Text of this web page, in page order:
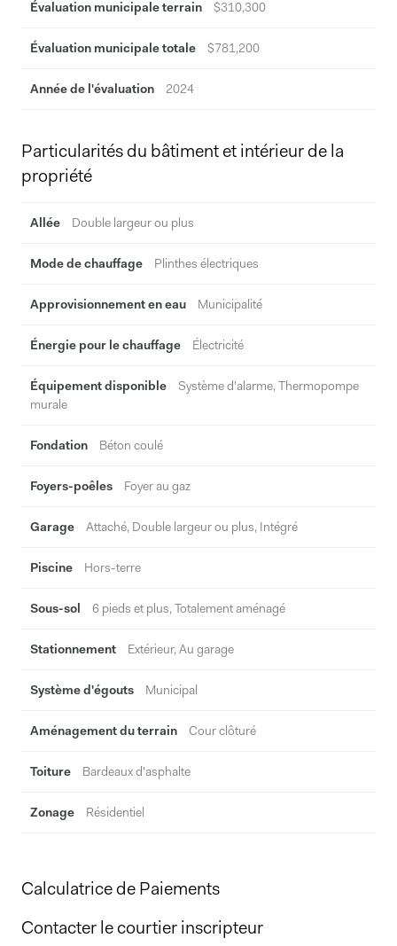
Évaluation municipale terrain $310,300
Évaluation municipale totale $781,200
Année de l'évaluation 2024
Particularités du bâtiment et intérieur de la
propriété
Allée Double largeur ou plus
Mode de chauffage Plinthes électriques
Approvisionnement en eau Municipalité
Énergie pour le chauffage Électricité
Équipement disponible
Système d'alarme, Thermopompe
murale
Fondation Béton coulé
Foyers-poêles Foyer au gaz
Garage Attaché, Double largeur ou plus, Intégré
Piscine Hors-terre
Sous-sol 6 pieds et plus, Totalement aménagé
Stationnement Extérieur, Au garage
Système d'égouts Municipal
Aménagement du terrain Cour clôturé
Toiture Bardeaux d'asphalte
Zonage Résidentiel
Calculatrice de Paiements
Contacter le courtier inscripteur